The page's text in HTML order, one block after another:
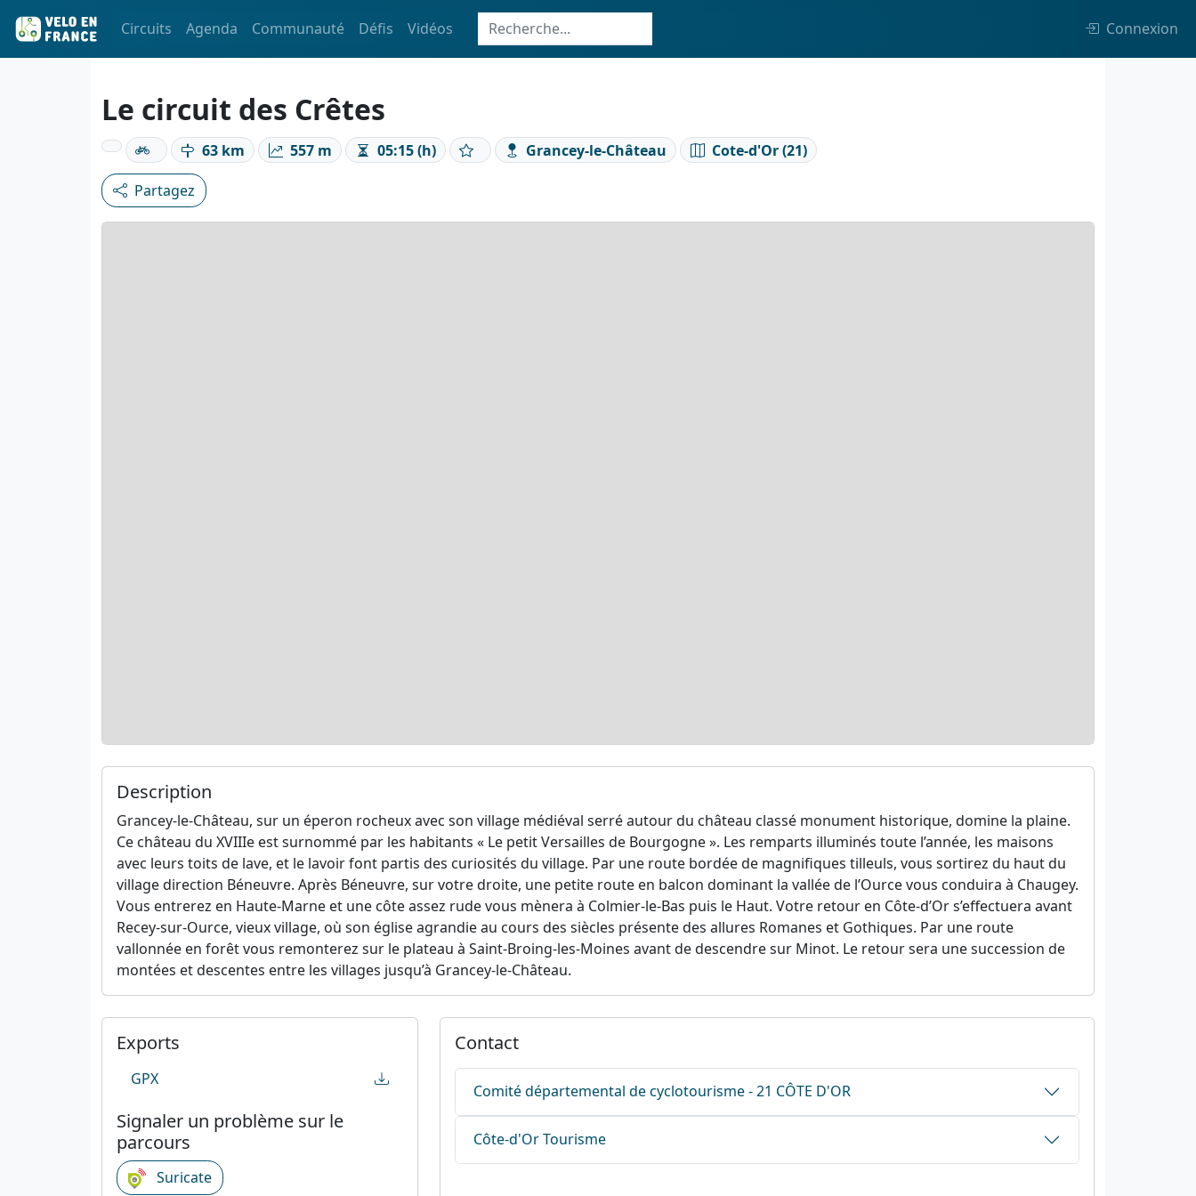
Circuits Agenda Communauté Défis Vidéos Connexion
Le circuit des Crêtes
63 km 557 m 05:15 (h) Grancey-le-Château Cote-d'Or (21)
Partagez
Description
Grancey-le-Château, sur un éperon rocheux avec son village médiéval serré autour du château classé monument historique, domine la plaine.
Ce château du XVIIIe est surnommé par les habitants « Le petit Versailles de Bourgogne ». Les remparts illuminés toute l’année, les maisons
avec leurs toits de lave, et le lavoir font partis des curiosités du village. Par une route bordée de magnifiques tilleuls, vous sortirez du haut du
village direction Béneuvre. Après Béneuvre, sur votre droite, une petite route en balcon dominant la vallée de l’Ource vous conduira à Chaugey.
Vous entrerez en Haute-Marne et une côte assez rude vous mènera à Colmier-le-Bas puis le Haut. Votre retour en Côte-d’Or s’effectuera avant
Recey-sur-Ource, vieux village, où son église agrandie au cours des siècles présente des allures Romanes et Gothiques. Par une route
vallonnée en forêt vous remonterez sur le plateau à Saint-Broing-les-Moines avant de descendre sur Minot. Le retour sera une succession de
montées et descentes entre les villages jusqu’à Grancey-le-Château.
Exports
GPX
Signaler un problème sur le
parcours
Suricate
Contact
Comité départemental de cyclotourisme - 21 CÔTE D'OR
Côte-d'Or Tourisme